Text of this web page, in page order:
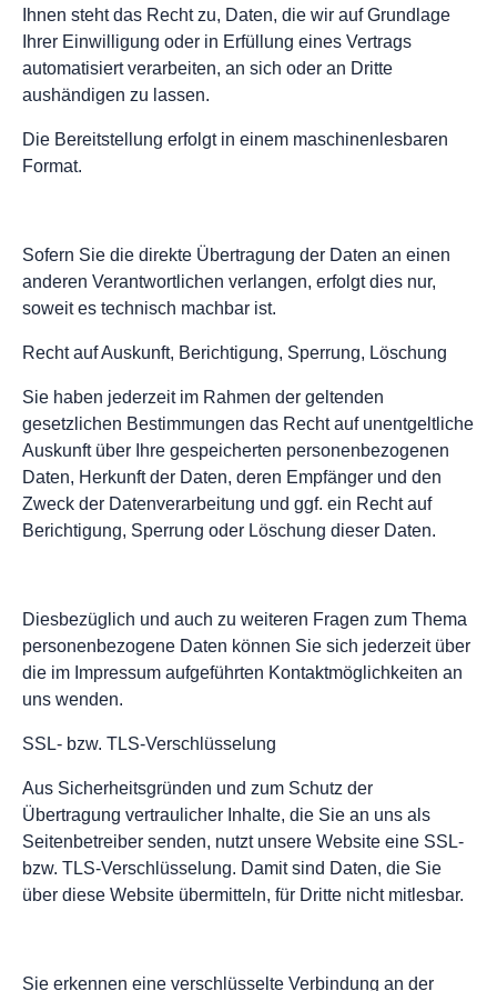
Ihnen steht das Recht zu, Daten, die wir auf Grundlage
Ihrer Einwilligung oder in Erfüllung eines Vertrags
automatisiert verarbeiten, an sich oder an Dritte
aushändigen zu lassen.
Die Bereitstellung erfolgt in einem maschinenlesbaren
Format.
Sofern Sie die direkte Übertragung der Daten an einen
anderen Verantwortlichen verlangen, erfolgt dies nur,
soweit es technisch machbar ist.
Recht auf Auskunft, Berichtigung, Sperrung, Löschung
Sie haben jederzeit im Rahmen der geltenden
gesetzlichen Bestimmungen das Recht auf unentgeltliche
Auskunft über Ihre gespeicherten personenbezogenen
Daten, Herkunft der Daten, deren Empfänger und den
Zweck der Datenverarbeitung und ggf. ein Recht auf
Berichtigung, Sperrung oder Löschung dieser Daten.
Diesbezüglich und auch zu weiteren Fragen zum Thema
personenbezogene Daten können Sie sich jederzeit über
die im Impressum aufgeführten Kontaktmöglichkeiten an
uns wenden.
SSL- bzw. TLS-Verschlüsselung
Aus Sicherheitsgründen und zum Schutz der
Übertragung vertraulicher Inhalte, die Sie an uns als
Seitenbetreiber senden, nutzt unsere Website eine SSL-
bzw. TLS-Verschlüsselung. Damit sind Daten, die Sie
über diese Website übermitteln, für Dritte nicht mitlesbar.
Sie erkennen eine verschlüsselte Verbindung an der